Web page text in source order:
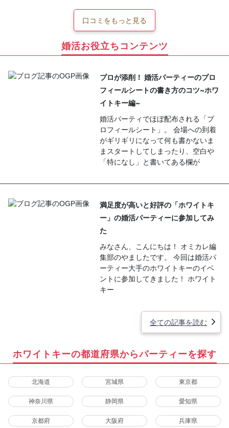
口コミをもっと見る
婚活お役立ちコンテンツ
プロが添削！ 婚活パーティーのプロ
フィールシートの書き方のコツ~ホワ
イトキー編~
婚活パーティでほぼ配布される「プ
ロフィールシート」。 会場への到着
がギリギリになって何も書かないま
まスタートしてしまったり、空白や
「特になし」と書いてある欄が
満足度が高いと好評の「ホワイトキ
ー」の婚活パーティーに参加してみ
た
みなさん、こんにちは！ オミカレ編
集部のやましたです。 今回は婚活パ
ーティー大手のホワイトキーのイベ
ントに参加してきました！ ホワイト
キー
全ての記事を読む
ホワイトキーの都道府県からパーティーを探す
北海道 宮城県 東京都
神奈川県 静岡県 愛知県
京都府 大阪府 兵庫県